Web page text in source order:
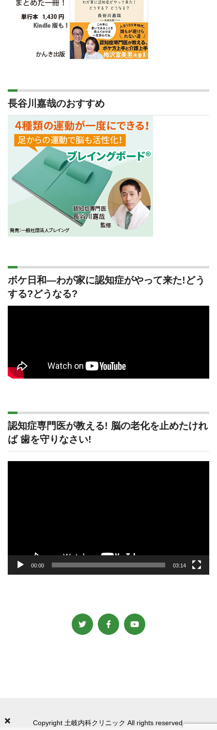
長谷川嘉哉のおすすめ
ボケ日和―わが家に認知症がやって来た!どう
する?どうなる?
認知症専門医が教える! 脳の老化を止めたけれ
ば 歯を守りなさい!
00:00 03:14
Copyright 土岐内科クリニック All rights reserved.